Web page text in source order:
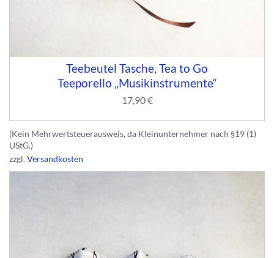
Teebeutel Tasche, Tea to Go
Teeporello „Musikinstrumente“
17,90€
(Kein Mehrwertsteuerausweis, da Kleinunternehmer nach §19 (1)
UStG.)
zzgl.Versandkosten